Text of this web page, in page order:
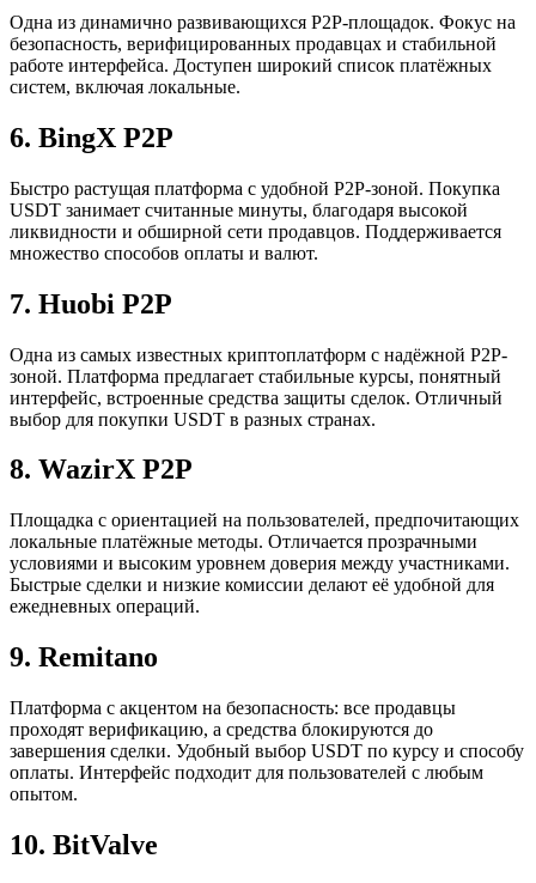
Одна из динамично развивающихся P2P-площадок. Фокус на
безопасность, верифицированных продавцах и стабильной
работе интерфейса. Доступен широкий список платёжных
систем, включая локальные.
6. BingX P2P
Быстро растущая платформа с удобной P2P-зоной. Покупка
USDT занимает считанные минуты, благодаря высокой
ликвидности и обширной сети продавцов. Поддерживается
множество способов оплаты и валют.
7. Huobi P2P
Одна из самых известных криптоплатформ с надёжной P2P-
зоной. Платформа предлагает стабильные курсы, понятный
интерфейс, встроенные средства защиты сделок. Отличный
выбор для покупки USDT в разных странах.
8. WazirX P2P
Площадка с ориентацией на пользователей, предпочитающих
локальные платёжные методы. Отличается прозрачными
условиями и высоким уровнем доверия между участниками.
Быстрые сделки и низкие комиссии делают её удобной для
ежедневных операций.
9. Remitano
Платформа с акцентом на безопасность: все продавцы
проходят верификацию, а средства блокируются до
завершения сделки. Удобный выбор USDT по курсу и способу
оплаты. Интерфейс подходит для пользователей с любым
опытом.
10. BitValve